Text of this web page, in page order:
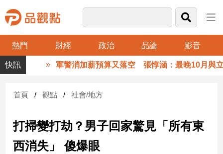
熱門 財經 政治 品論 影音
品
觀
財
台
財
軍警消加薪預算又落空 張惇涵：最晚10月與立法
首頁 觀點 社會/地方
打掃變打劫？男子回家驚見「所有東
西消失」 傻爆眼